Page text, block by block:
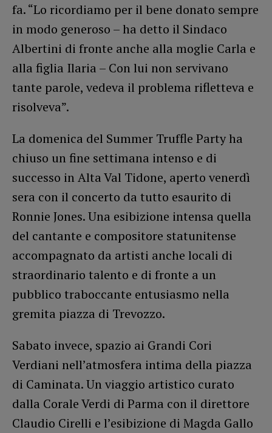
fa. “Lo ricordiamo per il bene donato sempre
in modo generoso – ha detto il Sindaco
Albertini di fronte anche alla moglie Carla e
alla figlia Ilaria – Con lui non servivano
tante parole, vedeva il problema rifletteva e
risolveva”.
La domenica del Summer Truffle Party ha
chiuso un fine settimana intenso e di
successo in Alta Val Tidone, aperto venerdì
sera con il concerto da tutto esaurito di
Ronnie Jones. Una esibizione intensa quella
del cantante e compositore statunitense
accompagnato da artisti anche locali di
straordinario talento e di fronte a un
pubblico traboccante entusiasmo nella
gremita piazza di Trevozzo.
Sabato invece, spazio ai Grandi Cori
Verdiani nell’atmosfera intima della piazza
di Caminata. Un viaggio artistico curato
dalla Corale Verdi di Parma con il direttore
Claudio Cirelli e l’esibizione di Magda Gallo